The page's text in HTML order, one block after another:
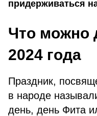
придерживаться
Что можно
2024 года
Праздник,
в народе
день, день Фита